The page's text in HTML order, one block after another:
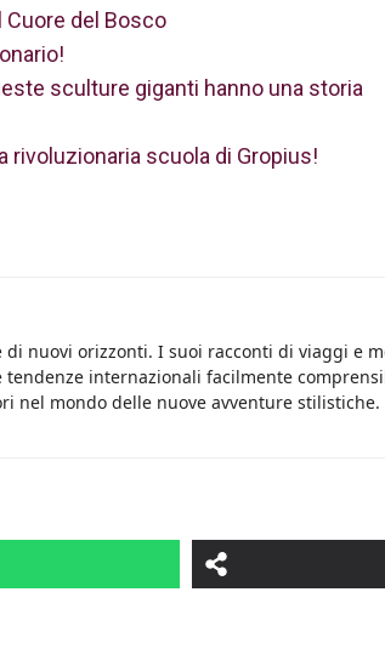
Cuore del Bosco
sculture giganti hanno una storia
rivoluzionaria scuola di Gropius!
nuovi orizzonti. I suoi racconti di viaggi e
internazionali facilmente
nel mondo delle nuove avventure stilistiche.